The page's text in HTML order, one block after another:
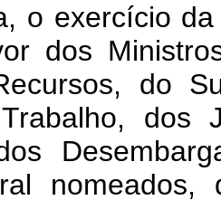
o exercício
dos
do
dos